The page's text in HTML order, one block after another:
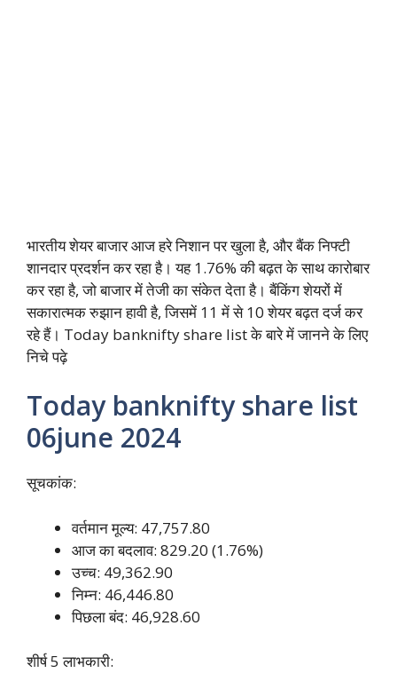
भारतीय शेयर बाजार आज हरे निशान पर खुला है, और बैंक निफ्टी
शानदार प्रदर्शन कर रहा है। यह 1.76% की बढ़त के साथ कारोबार
कर रहा है, जो बाजार में तेजी का संकेत देता है। बैंकिंग शेयरों में
सकारात्मक रुझान हावी है, जिसमें 11 में से 10 शेयर बढ़त दर्ज कर
रहे हैं। Today banknifty share list के बारे में जानने के लिए
निचे पढ़े
Today banknifty share list
06june 2024
सूचकांक:
वर्तमान मूल्य: 47,757.80
आज का बदलाव: 829.20 (1.76%)
उच्च: 49,362.90
निम्न: 46,446.80
पिछला बंद: 46,928.60
शीर्ष 5 लाभकारी: